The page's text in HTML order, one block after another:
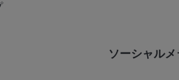
ソーシャル